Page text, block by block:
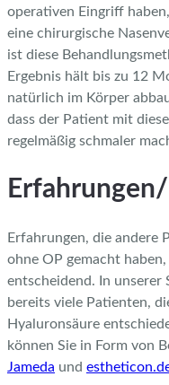
operativen Eingriff
eine chirurgische
ist diese
Ergebnis hält bis zu 12
natürlich im Körper
dass der Patient mit
regelmäßig schmaler
Erfahrungen, die andere
ohne OP gemacht
entscheidend. In unserer
bereits viele Patienten,
Hyaluronsäure
können Sie in Form von
Jameda und